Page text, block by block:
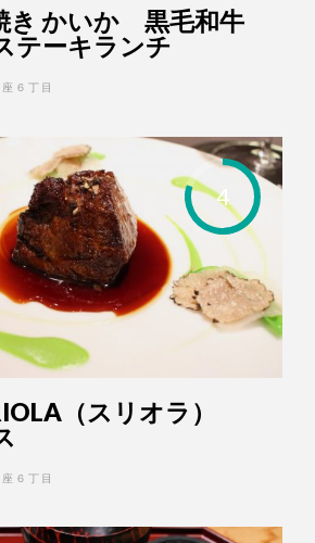
かいか 黒毛和牛
テーキランチ
６丁目
4
（スリオラ）
６丁目